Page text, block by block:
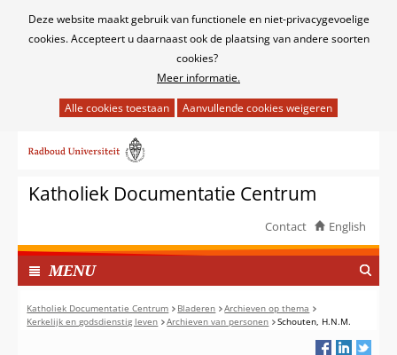
Cookies
Deze website maakt gebruik van functionele en niet-privacygevoelige
cookies. Accepteert u daarnaast ook de plaatsing van andere soorten
cookies?
Meer informatie.
het
van
cookies
deze
website
worden
toegestaan
of
naar
inhoudKatholiek Documentatie Centrum
Contact English
MENUI
N
G
E
Katholiek Documentatie Centrum Bladeren
Archieven op thema
Kerkelijk en godsdienstig leven
Archieven van personen Schouten, H.N.M.